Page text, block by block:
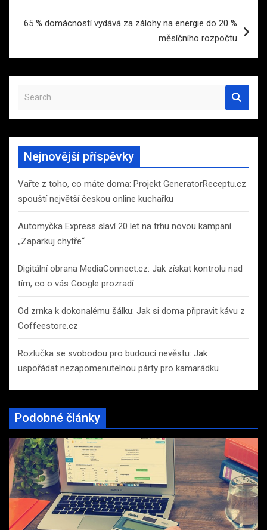
65 % domácností vydává za zálohy na energie do 20 %
měsíčního rozpočtu
a
r
h
Nejnovější příspěvky
Vařte z toho, co máte doma: Projekt GeneratorReceptu.cz
spouští největší českou online kuchařku
Automyčka Express slaví 20 let na trhu novou kampaní
„Zaparkuj chytře“
Digitální obrana MediaConnect.cz: Jak získat kontrolu nad
tím, co o vás Google prozradí
Od zrnka k dokonalému šálku: Jak si doma připravit kávu z
Coffeestore.cz
Rozlučka se svobodou pro budoucí nevěstu: Jak
uspořádat nezapomenutelnou párty pro kamarádku
Podobné články